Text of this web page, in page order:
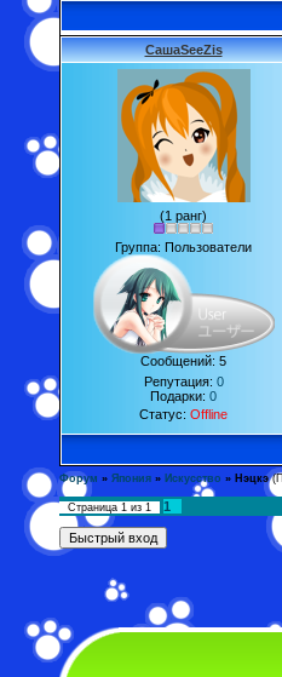
СашаSeeZis
(1 ранг)
Группа: Пользователи
Сообщений: 5
Репутация: 0
Подарки: 0
Статус: Offline
Форум » Япония » Искусство » Нэцкэ
Страница 1 из 1 1